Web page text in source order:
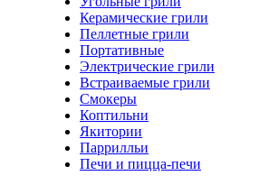
Керамические грили
Пеллетные грили
Портативные
Электрические грили
Встраиваемые грили
Смокеры
Коптильни
Якитории
Паррилльи
Печи и пицца-печи